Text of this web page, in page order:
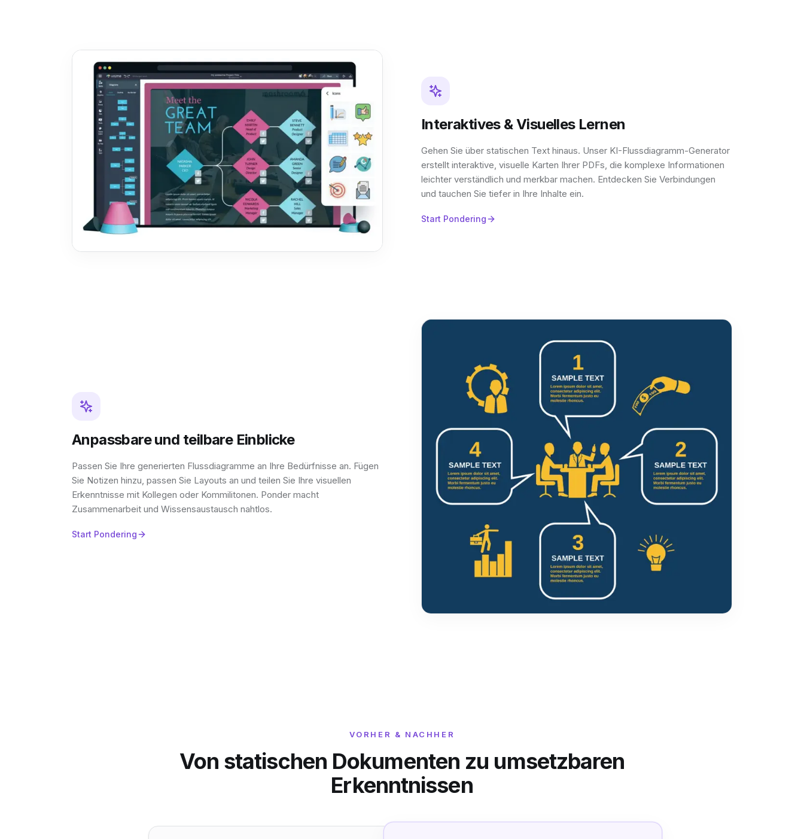
Interaktives & Visuelles Lernen
Gehen Sie über statischen Text hinaus. Unser KI-Flussdiagramm-Generator
erstellt interaktive, visuelle Karten Ihrer PDFs, die komplexe Informationen
leichter verständlich und merkbar machen. Entdecken Sie Verbindungen
und tauchen Sie tiefer in Ihre Inhalte ein.
Start Pondering
Anpassbare und teilbare Einblicke
Passen Sie Ihre generierten Flussdiagramme an Ihre Bedürfnisse an. Fügen
Sie Notizen hinzu, passen Sie Layouts an und teilen Sie Ihre visuellen
Erkenntnisse mit Kollegen oder Kommilitonen. Ponder macht
Zusammenarbeit und Wissensaustausch nahtlos.
Start Pondering
VORHER & NACHHER
Von statischen Dokumenten zu umsetzbaren
Erkenntnissen